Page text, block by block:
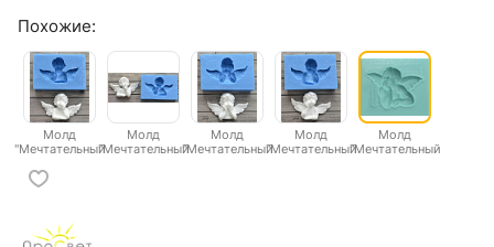
Похожие:
Молд
"Мечтательный
Молд
"Мечтательный
Молд
"Мечтательный
Молд
"Мечтательный
Молд
"Мечтательный